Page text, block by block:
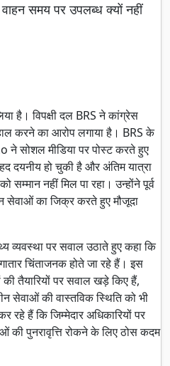
समय पर उपलब्ध क्यों नहीं
है। विपक्षी दल BRS ने कांग्रेस
करने का आरोप लगाया है। BRS के
ने सोशल मीडिया पर पोस्ट करते हुए
दयनीय हो चुकी है और अंतिम यात्रा
सम्मान नहीं मिल पा रहा। उन्होंने पूर्व
सेवाओं का जिक्र करते हुए मौजूदा
व्यवस्था पर सवाल उठाते हुए कहा कि
चिंताजनक होते जा रहे हैं। इस
तैयारियों पर सवाल खड़े किए हैं,
सेवाओं की वास्तविक स्थिति को भी
रहे हैं कि जिम्मेदार अधिकारियों पर
की पुनरावृत्ति रोकने के लिए ठोस कदम